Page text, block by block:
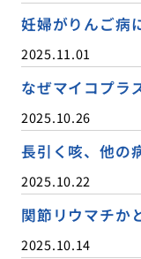
妊婦がりんご病
2025.11.01
なぜマイコプラ
2025.10.26
長引く咳、他の
2025.10.22
関節リウマチか
2025.10.14